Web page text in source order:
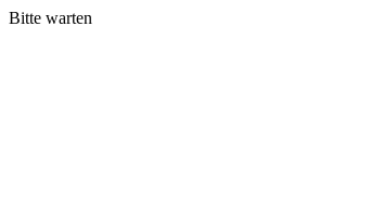
Bitte warten